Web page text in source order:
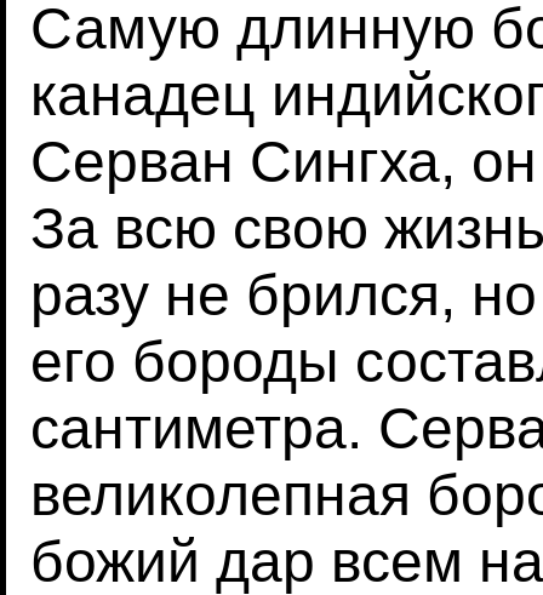
Самую длинную
канадец
Серван Сингха,
За всю свою
разу не брился,
его бороды
сантиметра.
великолепная
божий дар всем